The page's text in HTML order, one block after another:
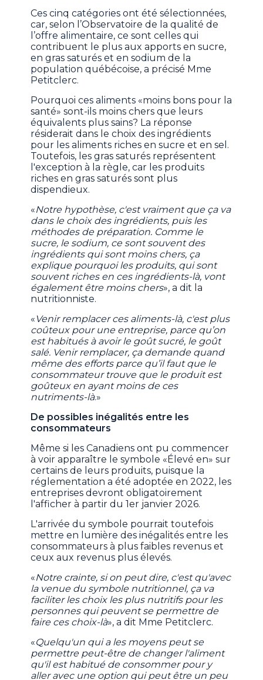
Ces cinq catégories ont été sélectionnées,
car, selon l’Observatoire de la qualité de
l’offre alimentaire, ce sont celles qui
contribuent le plus aux apports en sucre,
en gras saturés et en sodium de la
population québécoise, a précisé Mme
Petitclerc.
Pourquoi ces aliments «moins bons pour la
santé» sont-ils moins chers que leurs
équivalents plus sains? La réponse
résiderait dans le choix des ingrédients
pour les aliments riches en sucre et en sel.
Toutefois, les gras saturés représentent
l'exception à la règle, car les produits
riches en gras saturés sont plus
dispendieux.
«Notre hypothèse, c'est vraiment que ça va
dans le choix des ingrédients, puis les
méthodes de préparation. Comme le
sucre, le sodium, ce sont souvent des
ingrédients qui sont moins chers, ça
explique pourquoi les produits, qui sont
souvent riches en ces ingrédients-là, vont
également être moins chers», a dit la
nutritionniste.
« Venir remplacer ces aliments-là, c'est plus
coûteux pour une entreprise, parce qu’on
est habitués à avoir le goût sucré, le goût
salé. Venir remplacer, ça demande quand
même des efforts parce qu’il faut que le
consommateur trouve que le produit est
goûteux en ayant moins de ces
nutriments-là.»
De possibles inégalités entre les
consommateurs
Même si les Canadiens ont pu commencer
à voir apparaître le symbole «Élevé en» sur
certains de leurs produits, puisque la
réglementation a été adoptée en 2022, les
entreprises devront obligatoirement
l'afficher à partir du 1er janvier 2026.
L'arrivée du symbole pourrait toutefois
mettre en lumière des inégalités entre les
consommateurs à plus faibles revenus et
ceux aux revenus plus élevés.
«Notre crainte, si on peut dire, c'est qu'avec
la venue du symbole nutritionnel, ça va
faciliter les choix les plus nutritifs pour les
personnes qui peuvent se permettre de
faire ces choix-là», a dit Mme Petitclerc.
«Quelqu'un qui a les moyens peut se
permettre peut-être de changer l'aliment
qu'il est habitué de consommer pour y
aller avec une option qui peut être un peu